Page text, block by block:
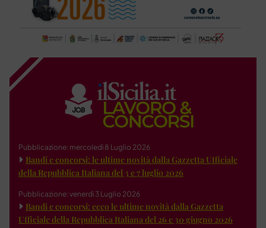
Pubblicazione: mercoledì 8 Luglio 2026
Bandi e concorsi: le ultime novità dalla Gazzetta Ufficiale
della Repubblica Italiana del 3 e 7 luglio 2026
Pubblicazione: venerdì 3 Luglio 2026
Bandi e concorsi: ecco le ultime novità dalla Gazzetta
Ufficiale della Repubblica Italiana del 26 e 30 giugno 2026